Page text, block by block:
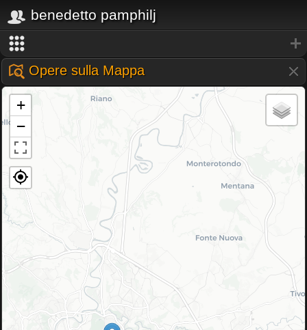
benedetto pamphilj
Opere sulla Mappa
+
−